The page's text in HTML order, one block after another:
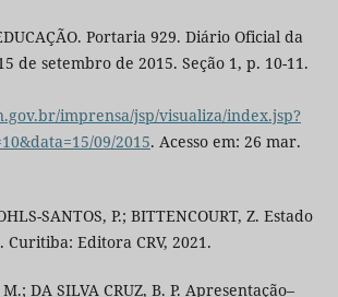
Portaria 929. Diário Oficial da
de setembro de 2015. Seção 1, p. 10-11.
imprensa/jsp/visualiza/index.jsp?
09/2015. Acesso em: 26 mar.
SANTOS, P.; BITTENCOURT, Z. Estado
Curitiba: Editora CRV, 2021.
DA SILVA CRUZ, B. P. Apresentação–